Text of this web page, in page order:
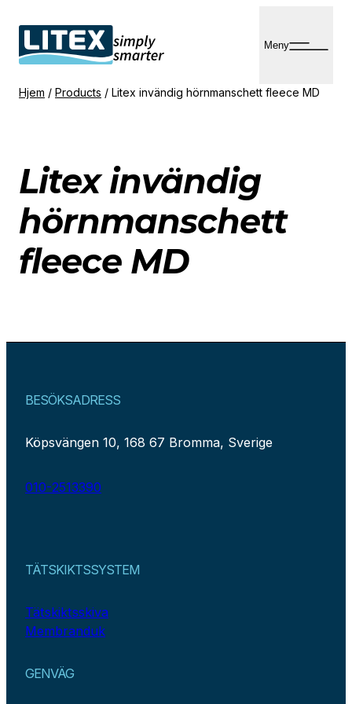
innhold
Meny
Hjem / Products / Litex invändig hörnmanschett fleece MD
Litex invändig
hörnmanschett
fleece MD
BESÖKSADRESS
Köpsvängen 10, 168 67 Bromma, Sverige
010-2513390
TÄTSKIKTSSYSTEM
Tätskiktsskiva
Membranduk
GENVÄG